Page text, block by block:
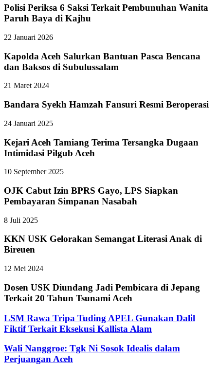
Polisi Periksa 6 Saksi Terkait Pembunuhan Wanita
Paruh Baya di Kajhu
22 Januari 2026
Kapolda Aceh Salurkan Bantuan Pasca Bencana
dan Baksos di Subulussalam
21 Maret 2024
Bandara Syekh Hamzah Fansuri Resmi Beroperasi
24 Januari 2025
Kejari Aceh Tamiang Terima Tersangka Dugaan
Intimidasi Pilgub Aceh
10 September 2025
OJK Cabut Izin BPRS Gayo, LPS Siapkan
Pembayaran Simpanan Nasabah
8 Juli 2025
KKN USK Gelorakan Semangat Literasi Anak di
Bireuen
12 Mei 2024
Dosen USK Diundang Jadi Pembicara di Jepang
Terkait 20 Tahun Tsunami Aceh
LSM Rawa Tripa Tuding APEL Gunakan Dalil
Fiktif Terkait Eksekusi Kallista Alam
Wali Nanggroe: Tgk Ni Sosok Idealis dalam
Perjuangan Aceh